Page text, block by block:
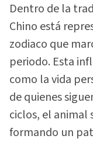
Dentro de la
Chino está
zodiaco que
periodo. Esta
como la vida
de quienes
ciclos, el animal
formando un